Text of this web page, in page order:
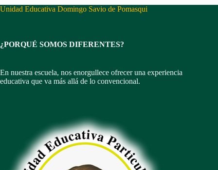
Unidad Educativa Domingo Savio de Pomasqui
¿PORQUÉ SOMOS DIFERENTES?
En nuestra escuela, nos enorgullece ofrecer una experiencia
educativa que va más allá de lo convencional.